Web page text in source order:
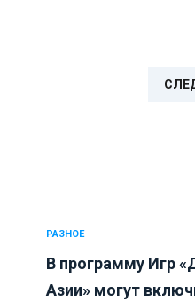
РАЗНОЕ
В программу Игр
Азии» могут